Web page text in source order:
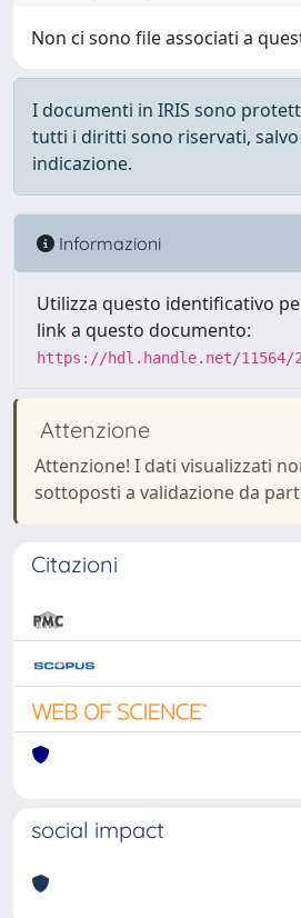
Non ci sono file associati a
I documenti in IRIS sono
tutti i diritti sono riservati, salvo
indicazione.
Informazioni
Utilizza questo identificativo
link a questo documento:
https://hdl.handle.net/11564/
Attenzione
Attenzione! I dati visualizzati
sottoposti a validazione da
Citazioni
social impact